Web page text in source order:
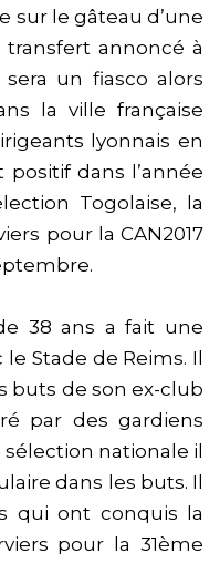
sur le gâteau d’une
annoncé à
sera un fiasco alors
la ville française
lyonnais en
dans l’année
Togolaise, la
pour la CAN2017
38 ans a fait une
Stade de Reims. Il
buts de son ex-club
par des gardiens
nationale il
dans les buts. Il
qui ont conquis la
pour la 31ème